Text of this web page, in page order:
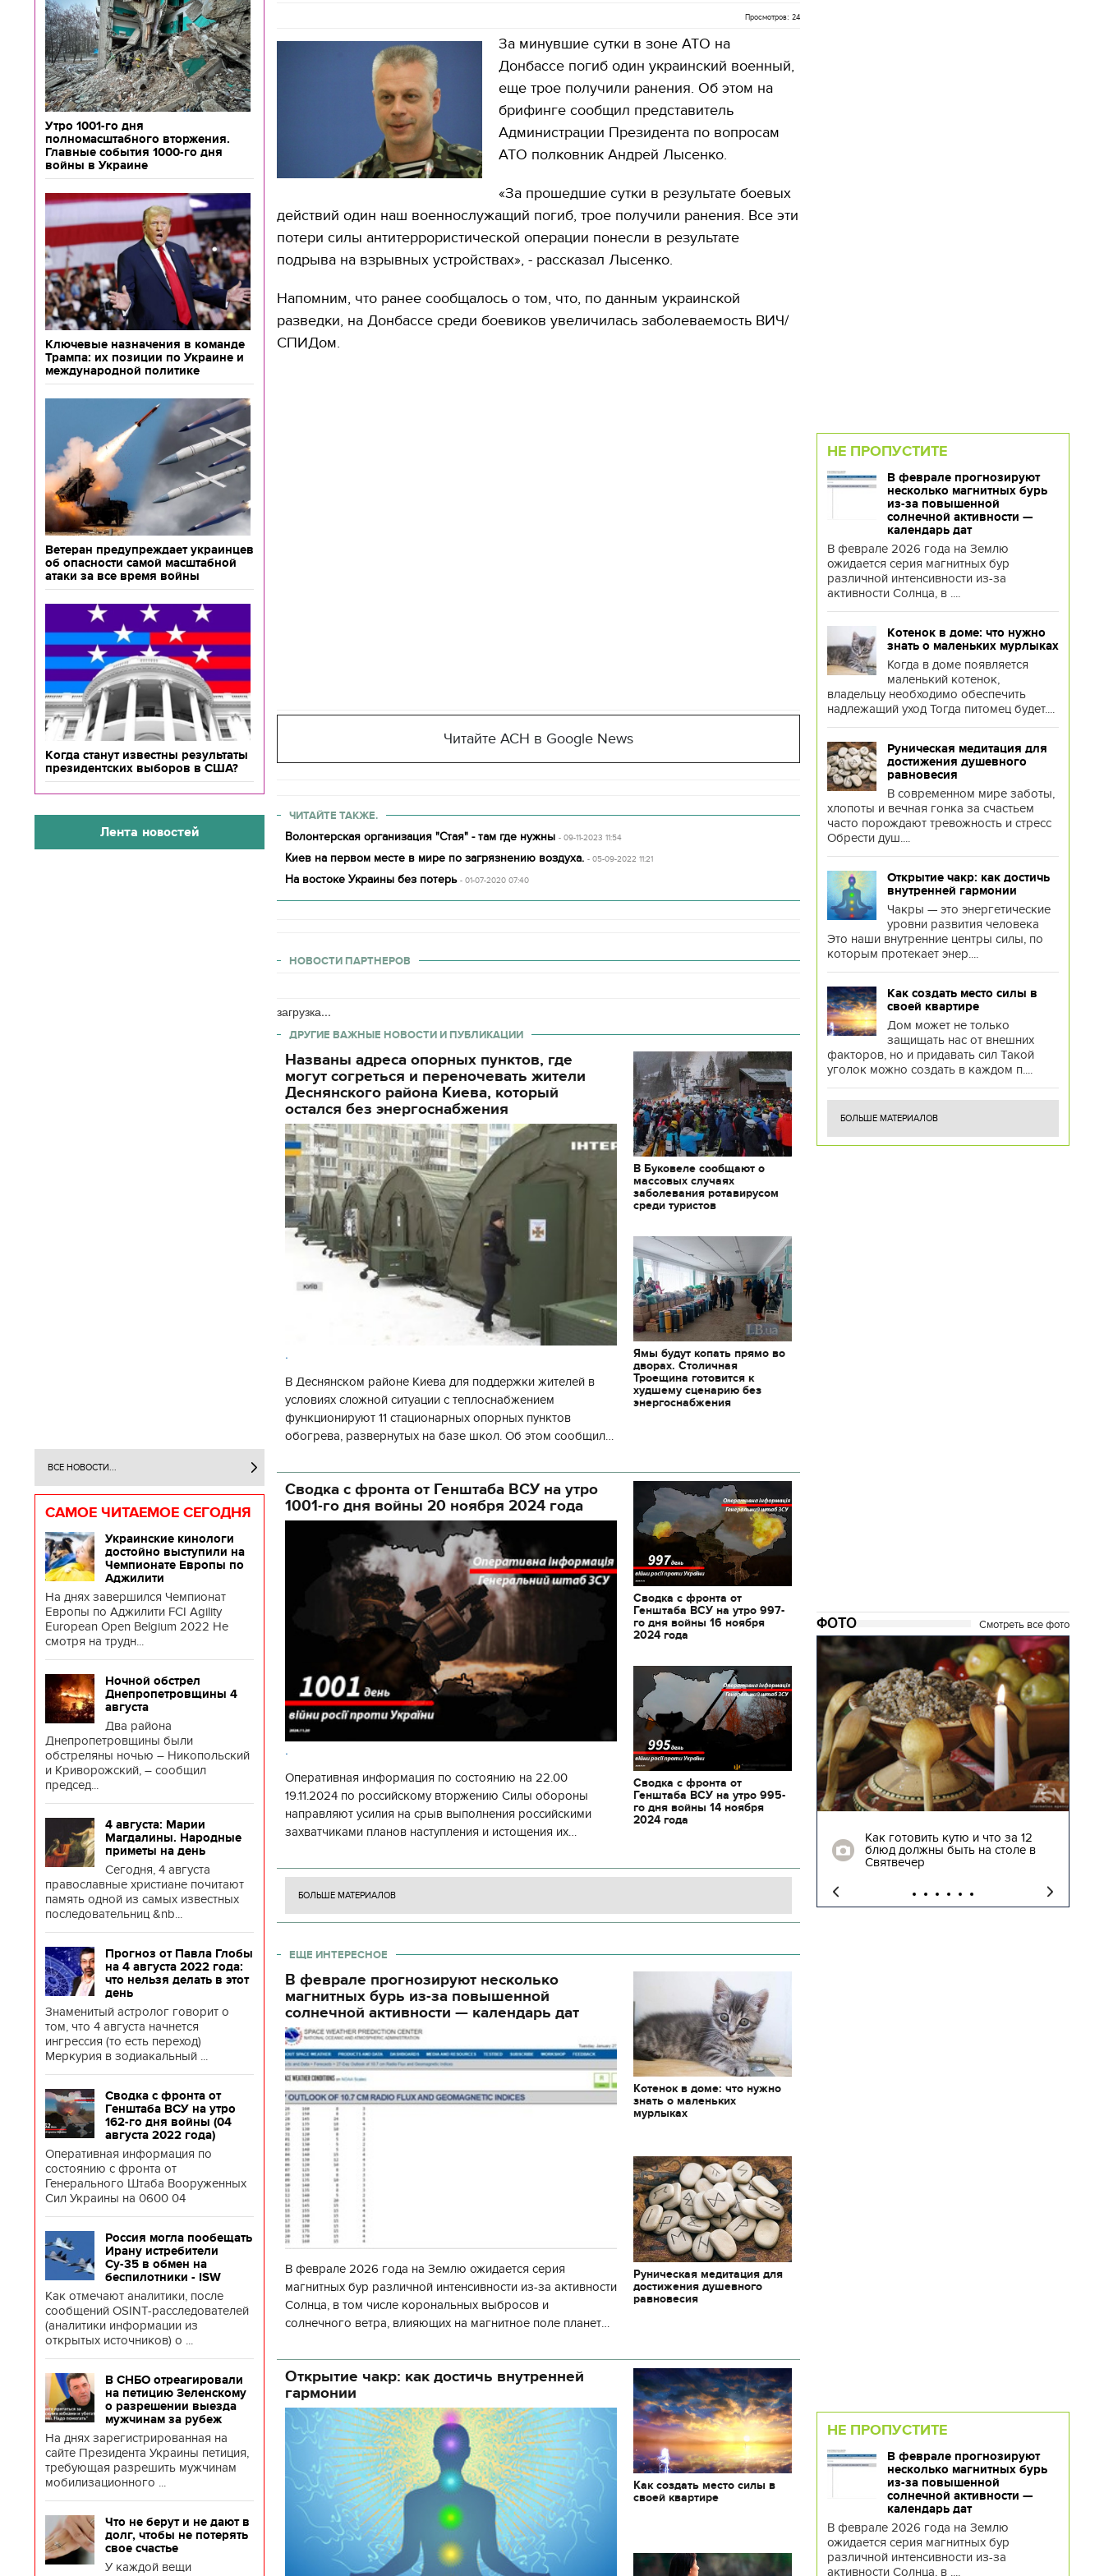
Утро 1001-го дня
полномасштабного вторжения.
Главные события 1000-го дня
войны в Украине
Ключевые назначения в команде
Трампа: их позиции по Украине и
международной политике
Ветеран предупреждает украинцев
об опасности самой масштабной
атаки за все время войны
Когда станут известны результаты
президентских выборов в США?
Лента новостей
ВСЕ НОВОСТИ...
САМОЕ ЧИТАЕМОЕ СЕГОДНЯ
Украинские кинологи
достойно выступили на
Чемпионате Европы по
Аджилити
На днях завершился Чемпионат
Европы по Аджилити FCI Agility
European Open Belgium 2022 Не
смотря на трудн...
Ночной обстрел
Днепропетровщины 4
августа
Два района
Днепропетровщины были
обстреляны ночью – Никопольский
и Криворожский, – сообщил
председ...
4 августа: Марии
Магдалины. Народные
приметы на день
Сегодня, 4 августа
православные христиане почитают
память одной из самых известных
последовательниц &nb...
Прогноз от Павла Глобы
на 4 августа 2022 года:
что нельзя делать в этот
день
Знаменитый астролог говорит о
том, что 4 августа начнется
ингрессия (то есть переход)
Меркурия в зодиакальный ...
Сводка с фронта от
Генштаба ВСУ на утро
162-го дня войны (04
августа 2022 года)
Оперативная информация по
состоянию с фронта от
Генерального Штаба Вооруженных
Сил Украины на 0600 04
Россия могла пообещать
Ирану истребители
Су-35 в обмен на
беспилотники - ISW
Как отмечают аналитики, после
сообщений OSINT-расследователей
(аналитики информации из
открытых источников) о ...
В СНБО отреагировали
на петицию Зеленскому
о разрешении выезда
мужчинам за рубеж
На днях зарегистрированная на
сайте Президента Украины петиция,
требующая разрешить мужчинам
мобилизационного ...
Что не берут и не дают в
долг, чтобы не потерять
свое счастье
У каждой вещи
Просмотров: 24
За минувшие сутки в зоне АТО на
Донбассе погиб один украинский военный,
еще трое получили ранения. Об этом на
брифинге сообщил представитель
Администрации Президента по вопросам
АТО полковник Андрей Лысенко.
«За прошедшие сутки в результате боевых
действий один наш военнослужащий погиб, трое получили ранения. Все эти
потери силы антитеррористической операции понесли в результате
подрыва на взрывных устройствах», - рассказал Лысенко.
Напомним, что ранее сообщалось о том, что, по данным украинской
разведки, на Донбассе среди боевиков увеличилась заболеваемость ВИЧ/
СПИДом.
Читайте АСН в Google News
ЧИТАЙТЕ ТАКЖЕ.
Волонтерская организация "Стая" - там где нужны - 09-11-2023 11:54
Киев на первом месте в мире по загрязнению воздуха. - 05-09-2022 11:21
На востоке Украины без потерь - 01-07-2020 07:40
НОВОСТИ ПАРТНЕРОВ
загрузка...
ДРУГИЕ ВАЖНЫЕ НОВОСТИ И ПУБЛИКАЦИИ
Названы адреса опорных пунктов, где
могут согреться и переночевать жители
Деснянского района Киева, который
остался без энергоснабжения
.
В Деснянском районе Киева для поддержки жителей в
условиях сложной ситуации с теплоснабжением
функционируют 11 стационарных опорных пунктов
обогрева, развернутых на базе школ. Об этом сообщил
государственной а
В Буковеле сообщают о
массовых случаях
заболевания ротавирусом
среди туристов
Ямы будут копать прямо во
дворах. Столичная
Троещина готовится к
худшему сценарию без
энергоснабжения
Сводка с фронта от Генштаба ВСУ на утро
1001-го дня войны 20 ноября 2024 года
.
Оперативная информация по состоянию на 22.00
19.11.2024 по российскому вторжению Силы обороны
направляют усилия на срыв выполнения российскими
захватчиками планов наступления и истощения их
боевых ст
Сводка с фронта от
Генштаба ВСУ на утро 997-
го дня войны 16 ноября
2024 года
Сводка с фронта от
Генштаба ВСУ на утро 995-
го дня войны 14 ноября
2024 года
БОЛЬШЕ МАТЕРИАЛОВ
ЕЩЕ ИНТЕРЕСНОЕ
В феврале прогнозируют несколько
магнитных бурь из-за повышенной
солнечной активности — календарь дат
В феврале 2026 года на Землю ожидается серия
магнитных бур различной интенсивности из-за активности
Солнца, в том числе корональных выбросов и
солнечного ветра, влияющих на магнитное поле планеты.
об
Котенок в доме: что нужно
знать о маленьких
мурлыках
Руническая медитация для
достижения душевного
равновесия
Открытие чакр: как достичь внутренней
гармонии
Как создать место силы в
своей квартире
НЕ ПРОПУСТИТЕ
В феврале прогнозируют
несколько магнитных бурь
из-за повышенной
солнечной активности —
календарь дат
В феврале 2026 года на Землю
ожидается серия магнитных бур
различной интенсивности из-за
активности Солнца, в ....
Котенок в доме: что нужно
знать о маленьких мурлыках
Когда в доме появляется
маленький котенок,
владельцу необходимо обеспечить
надлежащий уход Тогда питомец будет....
Руническая медитация для
достижения душевного
равновесия
В современном мире заботы,
хлопоты и вечная гонка за счастьем
часто порождают тревожность и стресс
Обрести душ....
Открытие чакр: как достичь
внутренней гармонии
Чакры — это энергетические
уровни развития человека
Это наши внутренние центры силы, по
которым протекает энер....
Как создать место силы в
своей квартире
Дом может не только
защищать нас от внешних
факторов, но и придавать сил Такой
уголок можно создать в каждом п....
БОЛЬШЕ МАТЕРИАЛОВ
ФОТО Смотреть все фото
11.10.2017 | 16:22
Как готовить кутю и что за 12
блюд должны быть на столе в
Святвечер
НЕ ПРОПУСТИТЕ
В феврале прогнозируют
несколько магнитных бурь
из-за повышенной
солнечной активности —
календарь дат
В феврале 2026 года на Землю
ожидается серия магнитных бур
различной интенсивности из-за
активности Солнца, в ....